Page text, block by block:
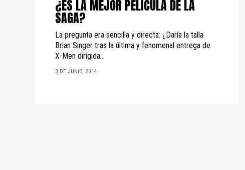
¿ES LA MEJOR PELÍCULA DE LA
SAGA?
La pregunta era sencilla y directa: ¿Daría la talla
Brian Singer tras la última y fenomenal entrega de
X-Men dirigida...
3 DE JUNIO, 2014